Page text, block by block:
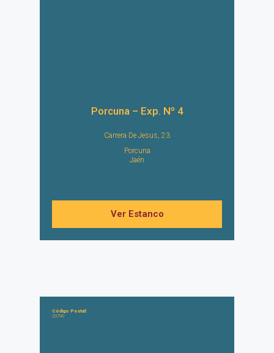
Porcuna – Exp. Nº 4
Carrera De Jesus, 23
Porcuna
Jaén
Ver Estanco
Código Postal:
23790